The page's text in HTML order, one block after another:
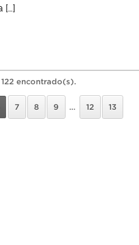
[…]
encontrado(s).
7 8 9 … 12 13